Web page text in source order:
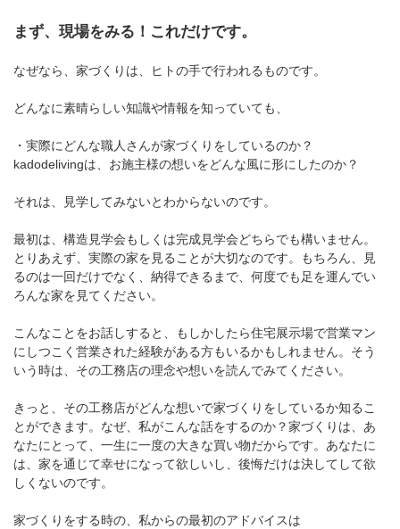
まず、現場をみる！これだけです。
なぜなら、家づくりは、ヒトの手で行われるものです。
どんなに素晴らしい知識や情報を知っていても、
・実際にどんな職人さんが家づくりをしているのか？
kadodelivingは、お施主様の想いをどんな風に形にしたのか？
それは、見学してみないとわからないのです。
最初は、構造見学会もしくは完成見学会どちらでも構いません。
とりあえず、実際の家を見ることが大切なのです。もちろん、見
るのは一回だけでなく、納得できるまで、何度でも足を運んでい
ろんな家を見てください。
こんなことをお話しすると、もしかしたら住宅展示場で営業マン
にしつこく営業された経験がある方もいるかもしれません。そう
いう時は、その工務店の理念や想いを読んでみてください。
きっと、その工務店がどんな想いで家づくりをしているか知るこ
とができます。なぜ、私がこんな話をするのか？家づくりは、あ
なたにとって、一生に一度の大きな買い物だからです。あなたに
は、家を通じて幸せになって欲しいし、後悔だけは決してして欲
しくないのです。
家づくりをする時の、私からの最初のアドバイスは